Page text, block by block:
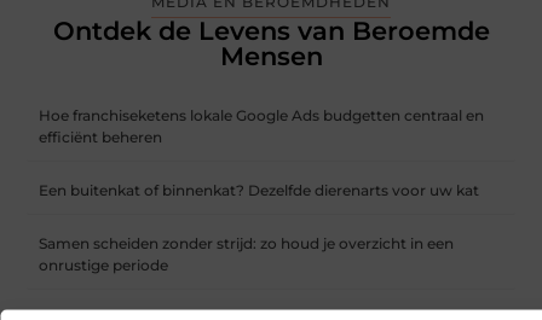
Ontdek de Levens van Beroemde
Mensen
Hoe franchiseketens lokale Google Ads budgetten centraal en
efficiënt beheren
Een buitenkat of binnenkat? Dezelfde dierenarts voor uw kat
Samen scheiden zonder strijd: zo houd je overzicht in een
onrustige periode